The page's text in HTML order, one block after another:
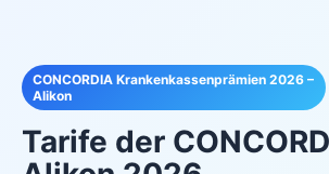
CONCORDIA Krankenkassenprämien 2026 –
Alikon
Tarife der